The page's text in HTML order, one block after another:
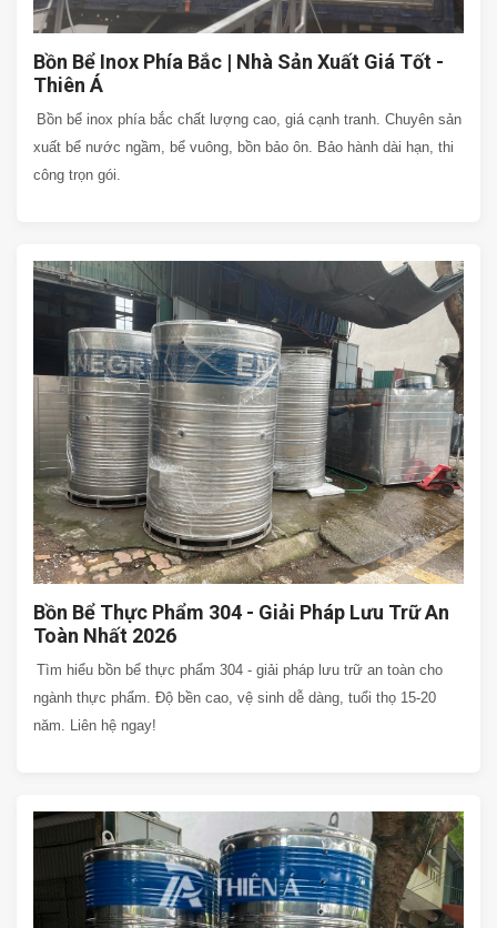
Bồn Bể Inox Phía Bắc | Nhà Sản Xuất Giá Tốt -
Thiên Á
Bồn bể inox phía bắc chất lượng cao, giá cạnh tranh. Chuyên sản
xuất bể nước ngầm, bể vuông, bồn bảo ôn. Bảo hành dài hạn, thi
công trọn gói.
Bồn Bể Thực Phẩm 304 - Giải Pháp Lưu Trữ An
Toàn Nhất 2026
Tìm hiểu bồn bể thực phẩm 304 - giải pháp lưu trữ an toàn cho
ngành thực phẩm. Độ bền cao, vệ sinh dễ dàng, tuổi thọ 15-20
năm. Liên hệ ngay!